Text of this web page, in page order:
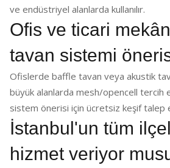
ve endüstriyel alanlarda kullanılır.
Ofis ve ticari
tavan sistemi
Ofislerde baffle tavan veya akustik
büyük alanlarda mesh/opencell tercih
sistem önerisi için ücretsiz keşif talep
İstanbul'un tüm
hizmet veriyor